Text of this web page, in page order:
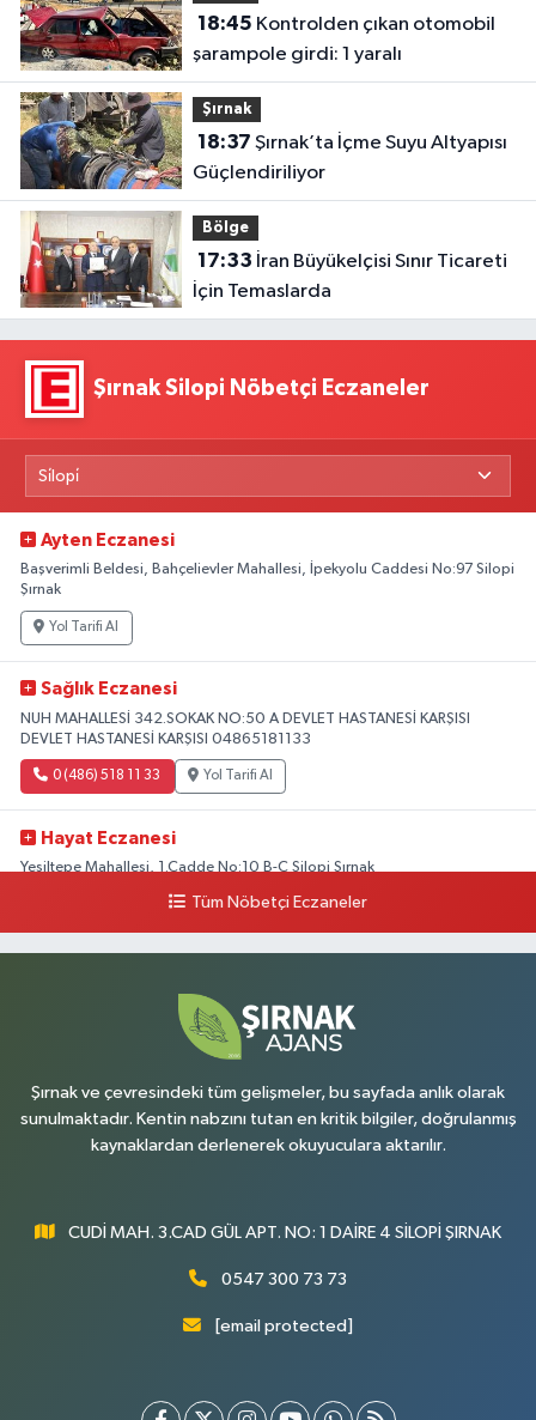
18:45
şarampole girdi: 1 yaralı
Şırnak
18:37
Güçlendiriliyor
Bölge
17:33
İçin Temaslarda
Şırnak Silopi Nöbetçi Eczaneler
Ayten Eczanesi
Başverimli Beldesi, Bahçelievler Mahallesi, İpekyolu Caddesi No:97 Silopi
Şırnak
Yol Tarifi Al
Sağlık Eczanesi
NUH MAHALLESİ 342.SOKAK NO:50 A DEVLET HASTANESİ KARŞISI
DEVLET HASTANESİ KARŞISI 04865181133
0 (486) 518 11 33 Yol Tarifi Al
Hayat Eczanesi
Yeşiltepe Mahallesi, 1.Cadde No:10 B-C Silopi Şırnak
Yol Tarifi Al
Yenişehir Mahallesi, 8.Cadde No:53 A Silopi Şırnak
Yol Tarifi Al
Tüm Nöbetçi Eczaneler
Şırnak ve çevresindeki tüm gelişmeler, bu sayfada anlık olarak
sunulmaktadır. Kentin nabzını tutan en kritik bilgiler, doğrulanmış
kaynaklardan derlenerek okuyuculara aktarılır.
CUDİ MAH. 3.CAD GÜL APT. NO: 1 DAİRE 4 SİLOPİ ŞIRNAK
0547 300 73 73
[email protected]